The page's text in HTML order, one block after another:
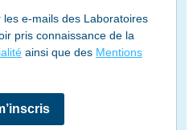
les e-mails des Laboratoires
pris connaissance de la
ainsi que des Mentions